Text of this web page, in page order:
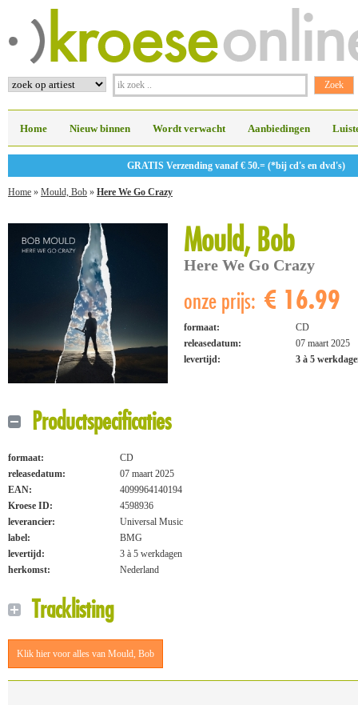
Home Nieuw binnen Wordt verwacht Aanbiedingen
GRATIS Verzending vanaf € 50.= (*bij cd's en dvd's)
Home » Mould, Bob » Here We Go Crazy
Mould, Bob
Here We Go Crazy
onze prijs: € 16.99
formaat:
CD
releasedatum:
07 maart 2025
levertijd:
3 à 5
Productspecificaties
formaat:
CD
releasedatum:
07 maart 2025
EAN:
4099964140194
Kroese ID:
4598936
leverancier:
Universal Music
label:
BMG
levertijd:
3 à 5 werkdagen
herkomst:
Nederland
Tracklisting
Klik hier voor alles van Mould, Bob